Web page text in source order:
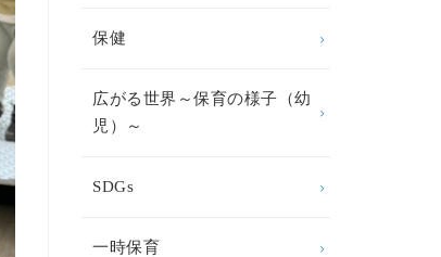
保健
広がる世界～保育の様子（幼
児）～
SDGs
一時保育